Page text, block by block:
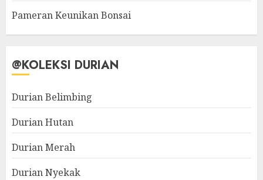
Pameran Keunikan Bonsai
@KOLEKSI DURIAN
Durian Belimbing
Durian Hutan
Durian Merah
Durian Nyekak